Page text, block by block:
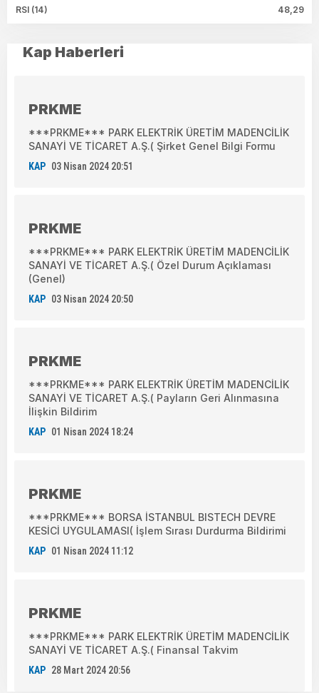
RSI (14) 48,29
Kap Haberleri
PRKME
***PRKME*** PARK ELEKTRİK ÜRETİM MADENCİLİK
SANAYİ VE TİCARET A.Ş.( Şirket Genel Bilgi Formu
KAP 03 Nisan 2024 20:51
PRKME
***PRKME*** PARK ELEKTRİK ÜRETİM MADENCİLİK
SANAYİ VE TİCARET A.Ş.( Özel Durum Açıklaması
(Genel)
KAP 03 Nisan 2024 20:50
PRKME
***PRKME*** PARK ELEKTRİK ÜRETİM MADENCİLİK
SANAYİ VE TİCARET A.Ş.( Payların Geri Alınmasına
İlişkin Bildirim
KAP 01 Nisan 2024 18:24
PRKME
***PRKME*** BORSA İSTANBUL BISTECH DEVRE
KESİCİ UYGULAMASI( İşlem Sırası Durdurma Bildirimi
KAP 01 Nisan 2024 11:12
PRKME
***PRKME*** PARK ELEKTRİK ÜRETİM MADENCİLİK
SANAYİ VE TİCARET A.Ş.( Finansal Takvim
KAP 28 Mart 2024 20:56